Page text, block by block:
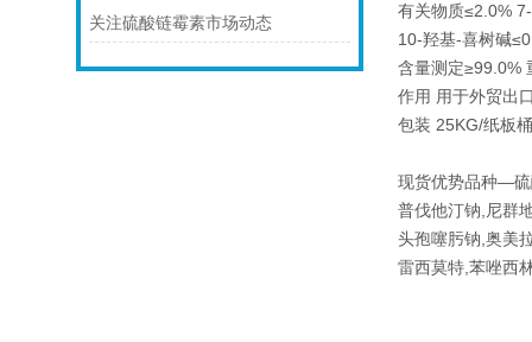
关注硫酸链霉素市场动态
有关物质≤2.0%
10-羟基-喜树碱
含量测定≥99.0%
作用 用于外贸出
包装 25KG/纸板
现货优势品种—硫
普伐他汀钠,尼群
头孢噻肟钠,奥美
雷西莫特,苯唑西